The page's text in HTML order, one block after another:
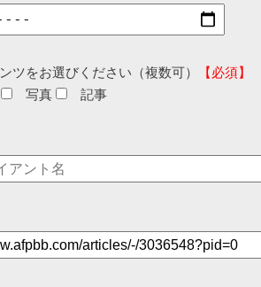
ツをお選びください（複数可）
【必須】
写真 記事